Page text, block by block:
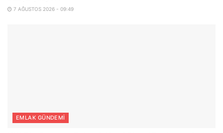
7 AĞUSTOS 2026 - 09:49
EMLAK GÜNDEMI